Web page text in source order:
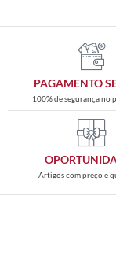
PAGAMENTO
100% de segurança no
Artigos com preço e